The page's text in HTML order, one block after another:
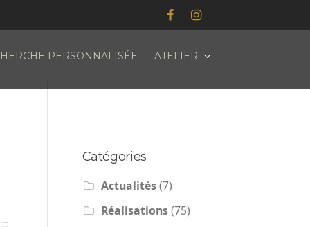
PERSONNALISÉE ATELIER
Catégories
Actualités(7)
Réalisations(75)